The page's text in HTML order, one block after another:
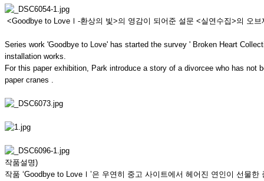
<Goodbye to LoveⅠ-환상의 빛>의 영감이 되어준 설문 <실연수집>의 오
Series work 'Goodbye to Love' has started the survey ' Broken Heart
installation works.
For this paper exhibition, Park introduce a story of a divorcee who has not
paper cranes .
작품설명)
작품 ‘Goodbye to LoveⅠ’은 우연히 중고 사이트에서 헤어진 연인이 선물